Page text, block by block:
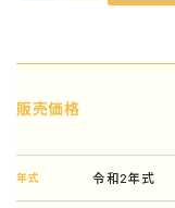
販売価格
年式 令和2年式